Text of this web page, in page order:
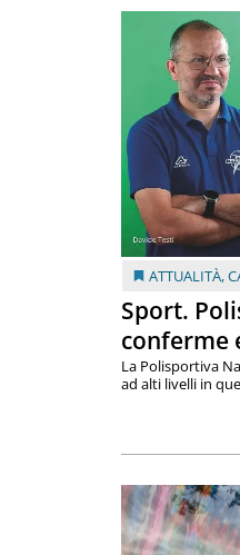
ATTUALITÀ,
Sport.
conferme
La Polisportiva
ad alti livelli in